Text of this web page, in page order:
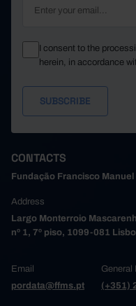
I consent to the
herein, in accordance
CONTACTS
Fundação Francisco
Address
Largo Monterroio
nº 1, 7º piso, 1099-081
Email
pordata@ffms.pt
General
(+351)